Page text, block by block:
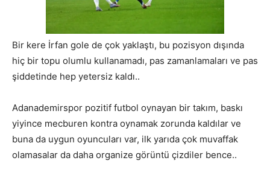
Bir kere İrfan gole de çok yaklaştı, bu pozisyon dışında
hiç bir topu olumlu kullanamadı, pas zamanlamaları ve pas
şiddetinde hep yetersiz kaldı..
Adanademirspor pozitif futbol oynayan bir takım, baskı
yiyince mecburen kontra oynamak zorunda kaldılar ve
buna da uygun oyuncuları var, ilk yarıda çok muvaffak
olamasalar da daha organize görüntü çizdiler bence..